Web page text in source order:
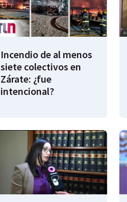
Incendio de al menos
siete colectivos en
Zárate: ¿fue
intencional?